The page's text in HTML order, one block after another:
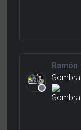
Ramón
Sombra